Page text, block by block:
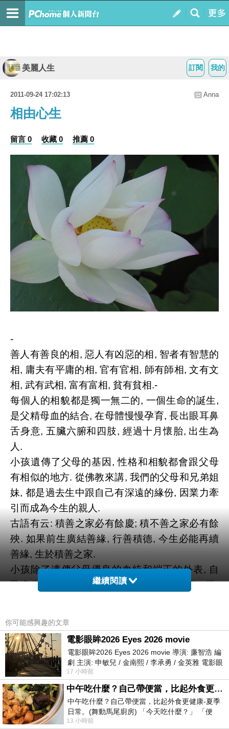
我的
訂閱
美麗人生
2011-09-24 17:02:13 Anna
相由心生
留言 0 收藏 0 推薦 0
-
善人有善良的相, 惡人有凶惡的相, 智者有智慧的
相, 庸夫有平庸的相, 官有官相, 師有師相, 文有文
相, 武有武相, 富有富相, 貧有貧相.-
每個人的相貌都是獨一無二的, 一個生命的誕生,
是父精母血的結合, 在母體慢慢孕育, 長出眼耳鼻
舌身意, 五臟六腑和四肢, 經過十月懷胎, 出生為
人.
小孩遺傳了父母的基因, 性格和相貌都會跟父母
有相似的地方. 從佛教來講, 我們的父母和兄弟姐
妹, 都是過去生中跟自己有深遠的緣份, 因業力牽
引而成為今生的親人.
古語有云: 積善之家必有餘慶; 積不善之家必有餘
殃. 如果前生廣結善緣, 行善積德, 今生必能再續
善緣, 生於積善之家.
小孩除了遺傳父母優良的血統和端正的外表, 自
己多生種下的善根也會跟隨著自身來到這一世.
一個人的相貌, 從出生到老死, 都一直在變化, 如
果天生相好, 但是未能得到良好的培養和教育, 學
壞了, 相貌會變得愈來愈不善. 相對地, 如果天生
相不好, 但後天得到良好的培養和教育,相貌就會
變得愈來愈好.
六月份去江蘇能仁寺參加佛像開光典禮, 認識了
善良的霞姐和她的家人, 霞姐非常爽朗好客, 不拘
繼續閱讀
你可能感興趣的文章
電影眼眸2026 Eyes 2026 movie
電影眼眸2026 Eyes 2026 movie 導演: 廉智浩 編
劇 主演: 申敏兒 / 金南熙 / 李承勇 / 金英雅 電影眼
眸2026描述攝影師徐珍因遺
17 小時前
中午吃什麼？自己帶便當，比起外食更健康-夏季日常。(舞動馬尾廚房)
中午吃什麼？自己帶便當，比起外食更健康-夏季
日常。(舞動馬尾廚房) 「今天吃什麼？」 「便
當？麵？還是炒飯？」 每天都在選擇
13 小時前